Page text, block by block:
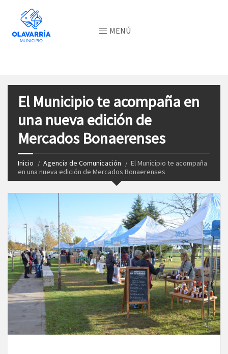
MENÚ
El Municipio te acompaña en
una nueva edición de
Mercados Bonaerenses
Inicio Agencia de Comunicación
El Municipio te acompaña
en una nueva edición de Mercados Bonaerenses